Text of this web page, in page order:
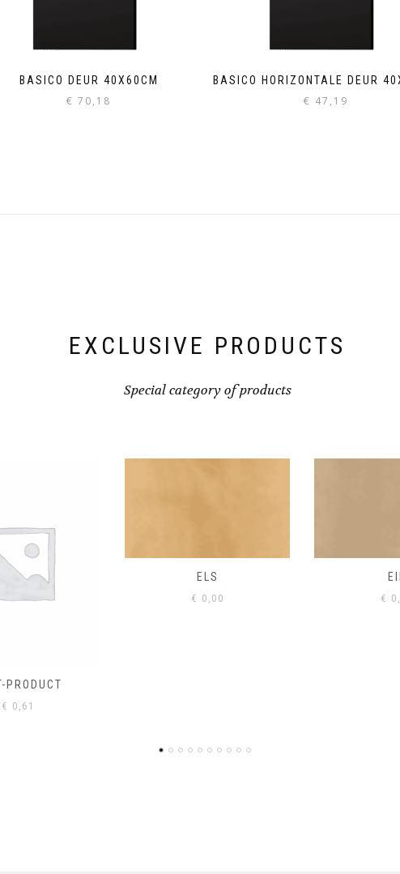
BASICO DEUR 40X60CM
€ 70,18
BASICO HORIZONTALE DEUR
€ 47,19
EXCLUSIVE PRODUCTS
Special category of products
ELS
€0,00
EIK
€ 0,00 €